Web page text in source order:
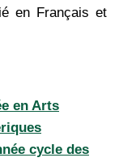
en Français et
en Arts
cycle des